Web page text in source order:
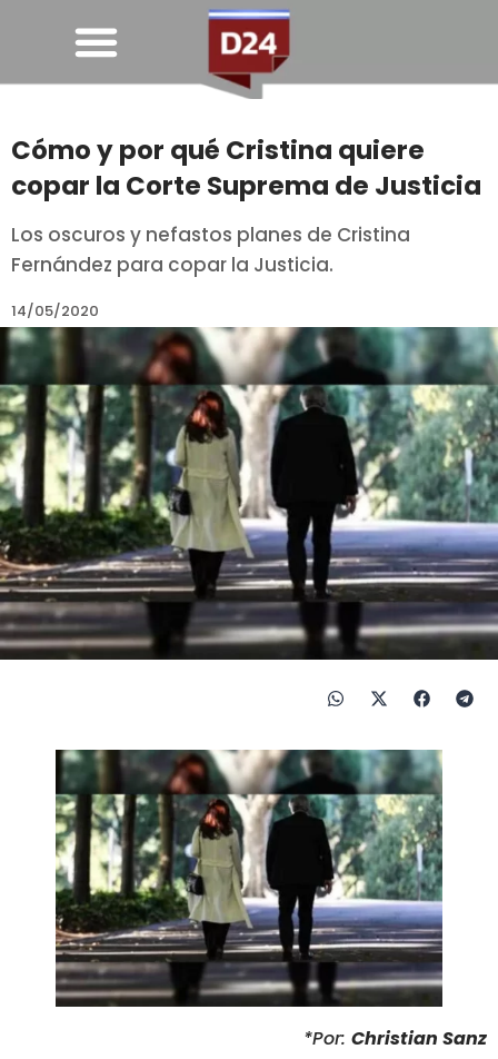
Cómo y por qué Cristina quiere
copar la Corte Suprema de Justicia
Los oscuros y nefastos planes de Cristina
Fernández para copar la Justicia.
14/05/2020
*Por: Christian Sanz